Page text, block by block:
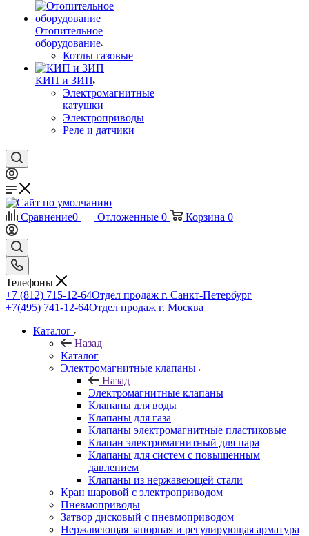
Отопительное
оборудование
Котлы газовые
КИП и ЗИП
Электромагнитные
катушки
Электроприводы
Реле и датчики
Сравнение0 Отложенные 0 Корзина 0
Телефоны
+7 (812) 715-12-64Отдел продаж г. Санкт-Петербург
+7(495) 741-12-64Отдел продаж г. Москва
Каталог
Назад
Каталог
Электромагнитные клапаны
Назад
Электромагнитные клапаны
Клапаны для воды
Клапаны для газа
Клапаны электромагнитные пластиковые
Клапан электромагнитный для пара
Клапаны для систем с повышенным
давлением
Клапаны из нержавеющей стали
Кран шаровой с электроприводом
Пневмоприводы
Затвор дисковый с пневмоприводом
Нержавеющая запорная и регулирующая арматура